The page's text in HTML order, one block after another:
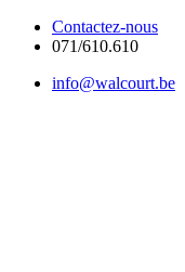
Contactez-nous
071/610.610
info@walcourt.be